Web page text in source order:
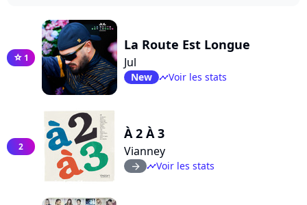
star 1
La Route Est Longue
Jul
New timelineVoir les stats
2
À 2 À 3
Vianney
arrow_right timelineVoir les stats